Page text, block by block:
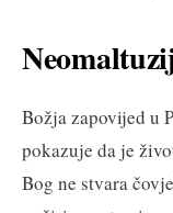
Božja zapovijed u
pokazuje da je
Bog ne stvara